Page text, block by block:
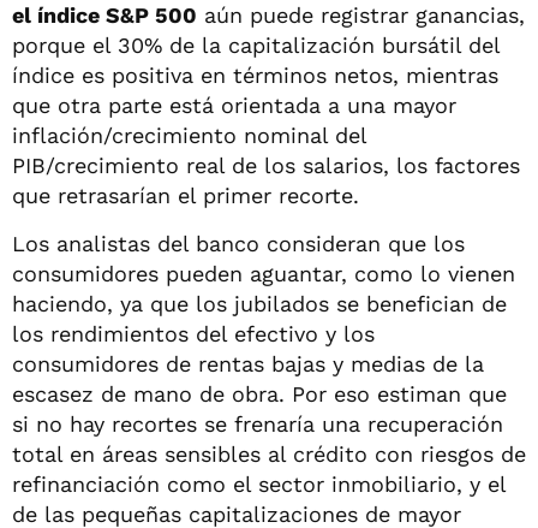
el índice S&P 500 aún puede registrar ganancias,
porque el 30% de la capitalización bursátil del
índice es positiva en términos netos, mientras
que otra parte está orientada a una mayor
inflación/crecimiento nominal del
PIB/crecimiento real de los salarios, los factores
que retrasarían el primer recorte.
Los analistas del banco consideran que los
consumidores pueden aguantar, como lo vienen
haciendo, ya que los jubilados se benefician de
los rendimientos del efectivo y los
consumidores de rentas bajas y medias de la
escasez de mano de obra. Por eso estiman que
si no hay recortes se frenaría una recuperación
total en áreas sensibles al crédito con riesgos de
refinanciación como el sector inmobiliario, y el
de las pequeñas capitalizaciones de mayor